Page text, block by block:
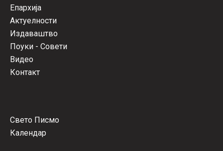
Епархија
Актуелности
Издаваштво
Поуки - Совети
Видео
Контакт
Свето Писмо
Календар